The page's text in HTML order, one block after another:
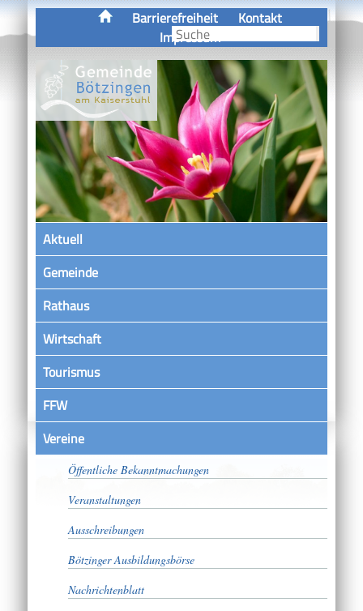
Barrierefreiheit
Kontakt
Impressum
Aktuell
Gemeinde
Rathaus
Wirtschaft
Tourismus
FFW
VereineSatzungen
Öffentliche Bekanntmachungen
Veranstaltungen
Ausschreibungen
Bötzinger Ausbildungsbörse
Nachrichtenblatt